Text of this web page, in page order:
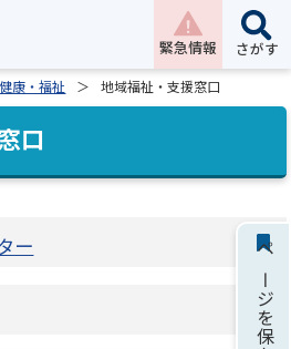
緊急情報 さがす
健康・福祉 地域福祉・支援窓口
口
ー
ページを保存